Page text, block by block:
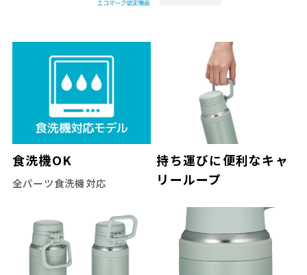
食洗機OK
全パーツ食洗機対応
持ち運びに便利なキャ
リーループ